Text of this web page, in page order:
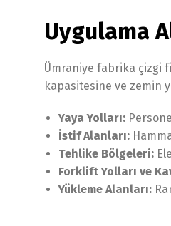
Uygulama
Ümraniye fabrika çizgi
kapasitesine ve zemin
Yaya Yolları:
İstif Alanları:
Tehlike Bölgeleri:
Forklift Yolları ve
Yükleme Alanları: